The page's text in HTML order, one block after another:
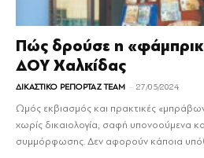
Πώς δρούσε η
ΔΟΥ Χαλκίδας
ΔΙΚΑΣΤΙΚΟ ΡΕΠΟΡΤΑΖ TEAM - 27/05/2024
Ωμός εκβιασμός και πρακτικές
χωρίς δικαιολογία, σαφή υπονοούμενα
συμμόρφωσης. Δεν αφορούν κάποια